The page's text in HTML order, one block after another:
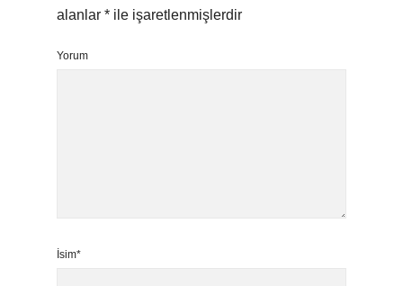
alanlar * ile işaretlenmişlerdir
Yorum
İsim*